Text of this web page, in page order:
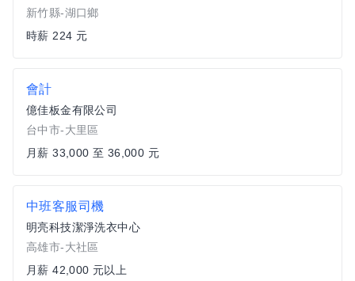
新竹縣-湖口鄉
時薪 224 元
會計
億佳板金有限公司
台中市-大里區
月薪 33,000 至 36,000 元
中班客服司機
明亮科技潔淨洗衣中心
高雄市-大社區
月薪 42,000 元以上